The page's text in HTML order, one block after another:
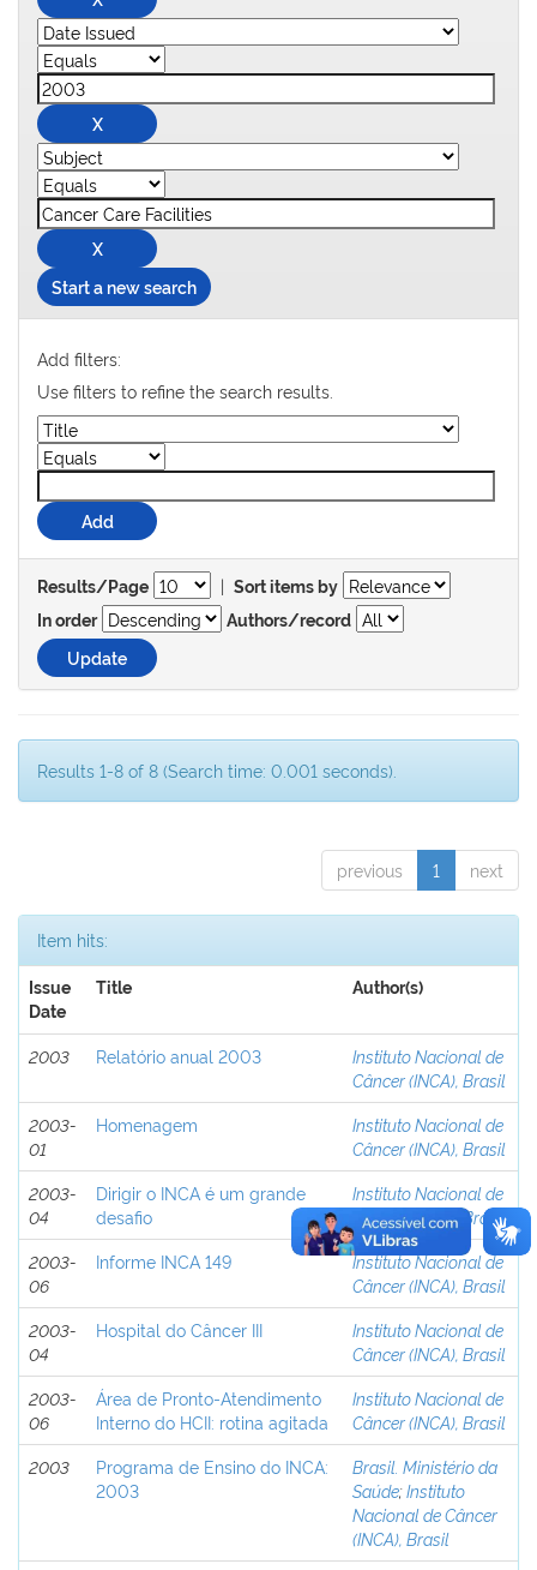
Start a new search
Add filters:
Use filters to refine the search results.
Results/Page | Sort items by
In order
Authors/record
Results 1-8 of 8 (Search time: 0.001 seconds).
previous 1 next
Item hits:
Issue
Date
Title Author(s)
2003 Relatório anual 2003
Instituto Nacional de
Câncer (INCA), Brasil
2003-
01
Homenagem
Instituto Nacional de
Câncer (INCA), Brasil
2003-
04
Dirigir o INCA é um grande
desafio
Instituto Nacional de
Câncer (INCA), Brasil
2003-
06
Informe INCA 149
Instituto Nacional de
Câncer (INCA), Brasil
2003-
04
Hospital do Câncer III
Instituto Nacional de
Câncer (INCA), Brasil
2003-
06
Área de Pronto-Atendimento
Interno do HCII: rotina agitada
Instituto Nacional de
Câncer (INCA), Brasil
2003
Programa de Ensino do INCA:
2003
Brasil. Ministério da
Saúde;Instituto
Nacional de Câncer
(INCA), Brasil